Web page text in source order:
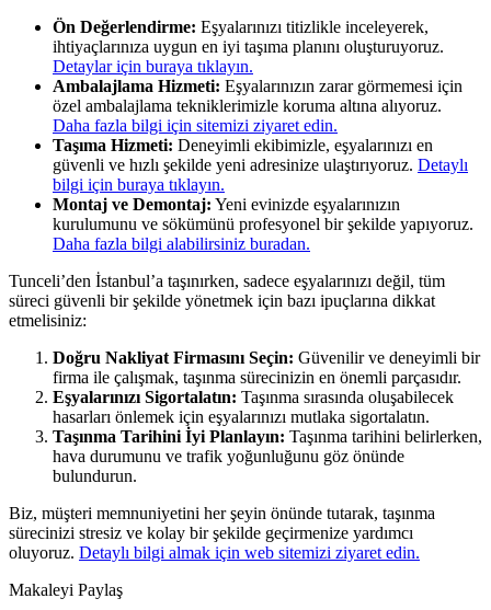
Ön Değerlendirme: Eşyalarınızı titizlikle inceleyerek,
ihtiyaçlarınıza uygun en iyi taşıma planını oluşturuyoruz.
Detaylar için buraya tıklayın.
Ambalajlama Hizmeti: Eşyalarınızın zarar görmemesi için
özel ambalajlama tekniklerimizle koruma altına alıyoruz.
Daha fazla bilgi için sitemizi ziyaret edin.
Taşıma Hizmeti: Deneyimli ekibimizle, eşyalarınızı en
güvenli ve hızlı şekilde yeni adresinize ulaştırıyoruz. Detaylı
bilgi için buraya tıklayın.
Montaj ve Demontaj: Yeni evinizde eşyalarınızın
kurulumunu ve sökümünü profesyonel bir şekilde yapıyoruz.
Daha fazla bilgi alabilirsiniz buradan.
Tunceli’den İstanbul’a taşınırken, sadece eşyalarınızı değil, tüm
süreci güvenli bir şekilde yönetmek için bazı ipuçlarına dikkat
etmelisiniz:
Doğru Nakliyat Firmasını Seçin: Güvenilir ve deneyimli bir
firma ile çalışmak, taşınma sürecinizin en önemli parçasıdır.
Eşyalarınızı Sigortalatın: Taşınma sırasında oluşabilecek
hasarları önlemek için eşyalarınızı mutlaka sigortalatın.
Taşınma Tarihini İyi Planlayın: Taşınma tarihini belirlerken,
hava durumunu ve trafik yoğunluğunu göz önünde
bulundurun.
Biz, müşteri memnuniyetini her şeyin önünde tutarak, taşınma
sürecinizi stresiz ve kolay bir şekilde geçirmenize yardımcı
oluyoruz. Detaylı bilgi almak için web sitemizi ziyaret edin.
Makaleyi Paylaş